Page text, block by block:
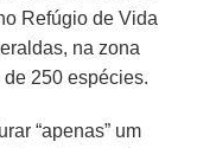
Refúgio de Vida
na zona
250 espécies.
“apenas” um